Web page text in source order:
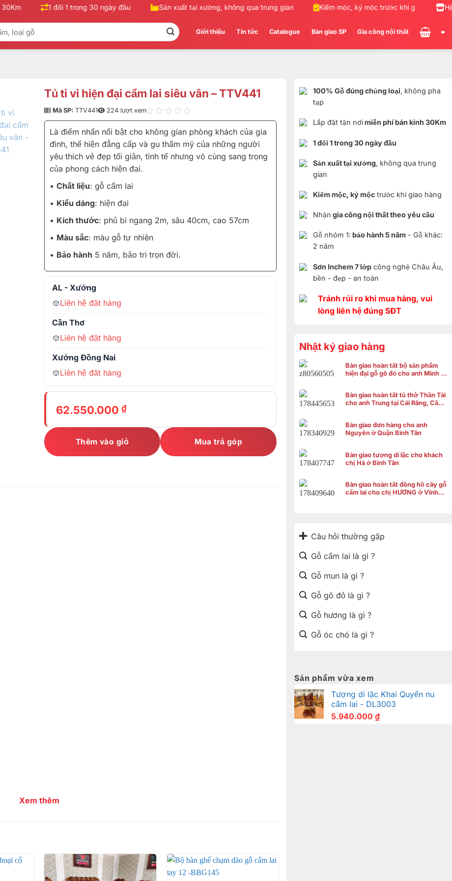
1 đổi 1 trong 30 ngày đầu Sản xuất tại xưởng, không qua trung gian Kiểm mộc, ký mộc trước khi giao hàng
Giới thiệu Tin tức Catalogue Bàn giao SP Gia công nội thất
100% Gỗ đúng chủng loại, không pha
tạp
Lắp đặt tận nơimiễn phí bán kính 30Km
1 đổi 1 trong 30 ngày đầu
Sản xuất tại xưởng, không qua trung
gian
Kiểm mộc, ký mộctrước khi giao hàng
Nhận gia công nội thất theo yêu cầu
Gỗ nhóm 1: bảo hành 5 năm- Gỗ khác:
2 năm
Sơn Inchem 7 lớpcông nghệ Châu Âu,
bền - đẹp - an toàn
Tránh rủi ro khi mua hàng, vui
lòng liên hệ đúng SĐT
Nhật ký giao hàng
Bàn giao hoàn tất bộ sản phẩm
hiện đại gỗ gõ đỏ cho anh Minh ở
Bàn giao hoàn tất tủ thờ Thần Tài
cho anh Trung tại Cái Răng, Cần
Bàn giao đơn hàng cho anh
Nguyên ở Quận Bình Tân
Bàn giao tượng di lặc cho khách
chị Hà ở Bình Tân
Bàn giao hoàn tất đông hồ cây gỗ
cẩm lai cho chị HƯƠNG ở Vĩnh
Câu hỏi thường gặp
Gỗ cẩm lai là gì ?
Gỗ mun là gì ?
Gỗ gõ đỏ là gì ?
Gỗ hương là gì ?
Gỗ óc chó là gì ?
Sản phẩm vừa xem
Tượng di lặc Khai Quyển nu
cẩm lai - DL3003
5.940.000 ₫
Tủ ti vi hiện đại cẩm lai siêu vân – TTV441
Mã SP: TTV441 224 lượt xem
Là điểm nhấn nổi bật cho không gian phòng khách của gia
đình, thể hiện đẳng cấp và gu thẩm mỹ của những người
yêu thích vẻ đẹp tối giản, tinh tế nhưng vô cùng sang trọng
của phong cách hiện đại.
• Chất liệu: gỗ cẩm lai
• Kiểu dáng: hiện đại
• Kích thước: phủ bì ngang 2m, sâu 40cm, cao 57cm
• Màu sắc: màu gỗ tự nhiên
• Bảo hành 5 năm, bảo trì trọn đời.
AL - Xưởng
Liên hệ đặt hàng
Cần Thơ
Liên hệ đặt hàng
Xưởng Đồng Nai
Liên hệ đặt hàng
62.550.000 ₫
Thêm vào giỏ Mua trả góp
siêu vân – TTV441
hiếm với hệ vân gỗ mịn và sắc nét siêu bắt mắt, có giá trị kinh tế
Xem thêm